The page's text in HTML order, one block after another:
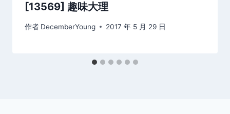
[13569] 趣味大理
作者 DecemberYoung 2017 年 5 月 29 日